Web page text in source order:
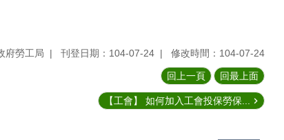
府勞工局 刊登日期：104-07-24 修改時間：104-07-24
回上一頁 回最上面
【工會】 如何加入工會投保勞保...